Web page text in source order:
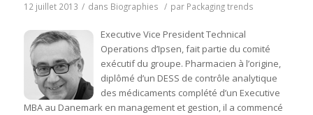
12 juillet 2013 / dans Biographies / par Packaging trends
Executive Vice President Technical
Operations d’Ipsen, fait partie du comité
exécutif du groupe. Pharmacien à l’origine,
diplômé d’un DESS de contrôle analytique
des médicaments complété d’un Executive
MBA au Danemark en management et gestion, il a commencé